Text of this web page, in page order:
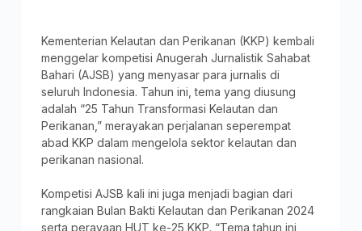
Kementerian Kelautan dan Perikanan (KKP) kembali
menggelar kompetisi Anugerah Jurnalistik Sahabat
Bahari (AJSB) yang menyasar para jurnalis di
seluruh Indonesia. Tahun ini, tema yang diusung
adalah “25 Tahun Transformasi Kelautan dan
Perikanan,” merayakan perjalanan seperempat
abad KKP dalam mengelola sektor kelautan dan
perikanan nasional.
Kompetisi AJSB kali ini juga menjadi bagian dari
rangkaian Bulan Bakti Kelautan dan Perikanan 2024
serta perayaan HUT ke-25 KKP. “Tema tahun ini